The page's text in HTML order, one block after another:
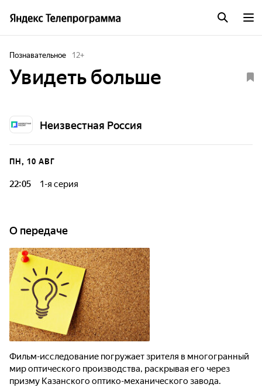
Познавательное 12+
Увидеть больше
Неизвестная Россия
ПН, 10 АВГ
22:05 1-я серия
О передаче
Фильм-исследование погружает зрителя в многогранный
мир оптического производства, раскрывая его через
призму Казанского оптико-механического завода.